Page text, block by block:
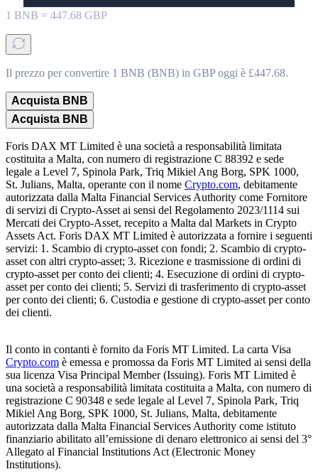
1 BNB = 447.68 GBP
Il prezzo per convertire 1 BNB (BNB) in GBP oggi è £447.68.
Acquista BNB
Acquista BNB
Foris DAX MT Limited è una società a responsabilità limitata
costituita a Malta, con numero di registrazione C 88392 e sede
legale a Level 7, Spinola Park, Triq Mikiel Ang Borg, SPK 1000,
St. Julians, Malta, operante con il nome Crypto.com, debitamente
autorizzata dalla Malta Financial Services Authority come Fornitore
di servizi di Crypto-Asset ai sensi del Regolamento 2023/1114 sui
Mercati dei Crypto-Asset, recepito a Malta dal Markets in Crypto
Assets Act. Foris DAX MT Limited è autorizzata a fornire i seguenti
servizi: 1. Scambio di crypto-asset con fondi; 2. Scambio di crypto-
asset con altri crypto-asset; 3. Ricezione e trasmissione di ordini di
crypto-asset per conto dei clienti; 4. Esecuzione di ordini di crypto-
asset per conto dei clienti; 5. Servizi di trasferimento di crypto-asset
per conto dei clienti; 6. Custodia e gestione di crypto-asset per conto
dei clienti.
Il conto in contanti è fornito da Foris MT Limited. La carta Visa
Crypto.com è emessa e promossa da Foris MT Limited ai sensi della
sua licenza Visa Principal Member (Issuing). Foris MT Limited è
una società a responsabilità limitata costituita a Malta, con numero di
registrazione C 90348 e sede legale al Level 7, Spinola Park, Triq
Mikiel Ang Borg, SPK 1000, St. Julians, Malta, debitamente
autorizzata dalla Malta Financial Services Authority come istituto
finanziario abilitato all’emissione di denaro elettronico ai sensi del 3°
Allegato al Financial Institutions Act (Electronic Money
Institutions).